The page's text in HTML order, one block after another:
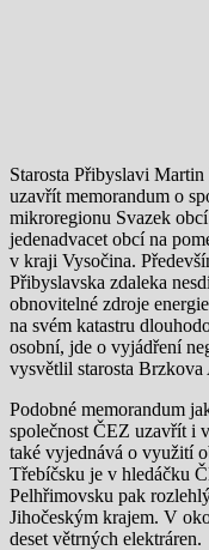
Starosta Přibyslavi
uzavřít memorandum o
mikroregionu Svazek
jedenadvacet obcí na
v kraji Vysočina.
Přibyslavska zdaleka
obnovitelné zdroje
na svém katastru
osobní, jde o vyjádření
vysvětlil starosta
Podobné memorandum
společnost ČEZ uzavřít i
také vyjednává o využití
Třebíčsku je v hledáčku
Pelhřimovsku pak
Jihočeským krajem. V
deset větrných elektráren.